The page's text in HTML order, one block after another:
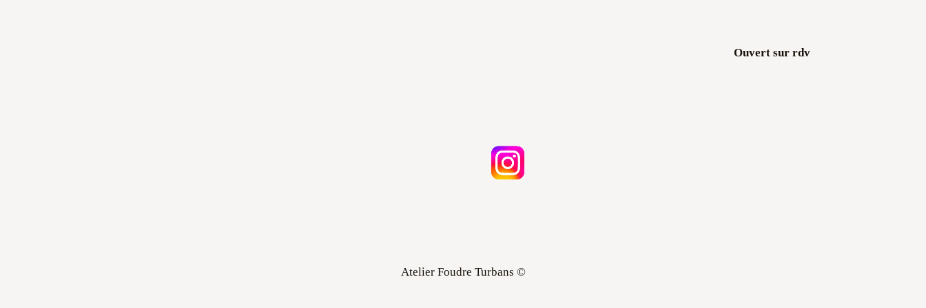
Ouvert sur rdv
Atelier Foudre Turbans ©